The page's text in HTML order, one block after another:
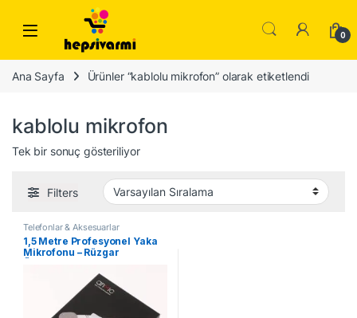
Skip to navigation
0
Ana Sayfa Ürünler “kablolu mikrofon” olarak etiketlendi
kablolu mikrofon
Tek bir sonuç gösteriliyor
Filters
Telefonlar & Aksesuarlar
1,5 Metre Profesyonel Yaka
Mikrofonu – Rüzgar